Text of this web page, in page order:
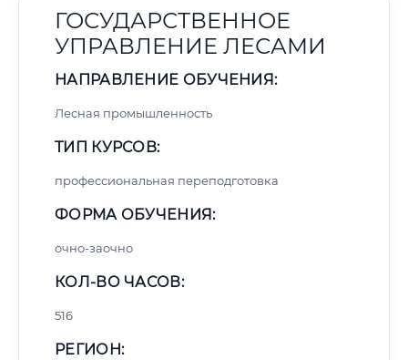
ГОСУДАРСТВЕННОЕ
УПРАВЛЕНИЕ ЛЕСАМИ
НАПРАВЛЕНИЕ ОБУЧЕНИЯ:
Лесная промышленность
ТИП КУРСОВ:
профессиональная переподготовка
ФОРМА ОБУЧЕНИЯ:
очно-заочно
КОЛ-ВО ЧАСОВ:
516
РЕГИОН: